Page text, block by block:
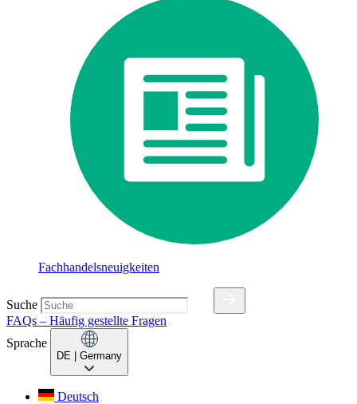
Fachhandelsneuigkeiten
Suche
FAQs – Häufig gestellte Fragen
Sprache
DE | Germany
Deutsch